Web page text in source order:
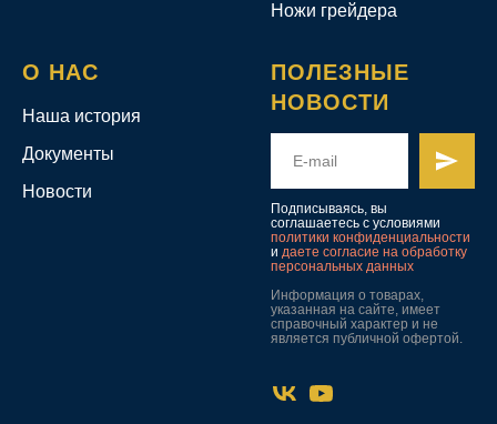
Ножи грейдера
О НАС
Наша история
Документы
Новости
ПОЛЕЗНЫЕ
НОВОСТИ
Подписываясь, вы
соглашаетесь с условиями
политики конфиденциальности
и даете согласие на обработку
персональных данных
Информация о товарах,
указанная на сайте, имеет
справочный характер и не
является публичной офертой.